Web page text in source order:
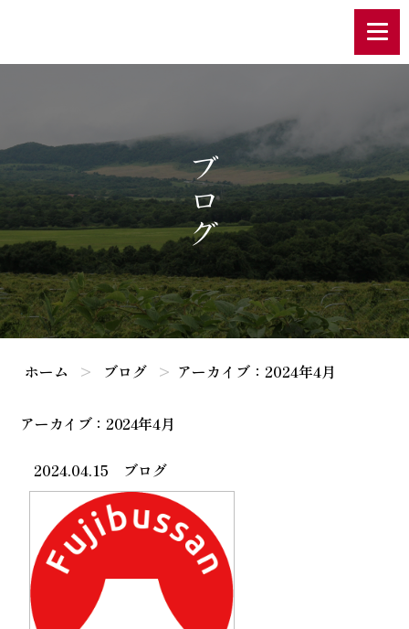
ブログ
ホーム ブログ アーカイブ：2024年4月
アーカイブ：2024年4月
2024.04.15 ブログ